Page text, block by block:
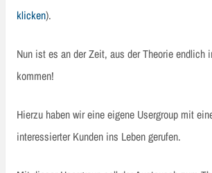
klicken).
Nun ist es an der Zeit, aus der Theorie endlich
kommen!
Hierzu haben wir eine eigene Usergroup mit
interessierter Kunden ins Leben gerufen.